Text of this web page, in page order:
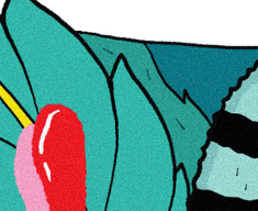
Telli
kaugmüügikorras vaid